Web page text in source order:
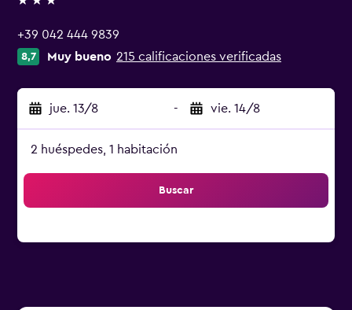
3 estrellas
+39 042 444 9839
8,7 Muy bueno 215 calificaciones verificadas
jue. 13/8 - vie. 14/8
2 huéspedes, 1 habitación
Buscar